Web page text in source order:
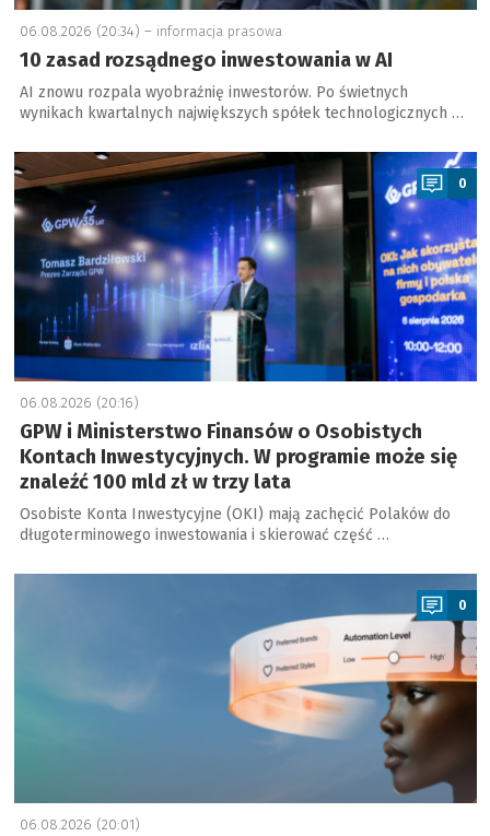
06.08.2026 (20:34) – informacja prasowa
10 zasad rozsądnego inwestowania w AI
AI znowu rozpala wyobraźnię inwestorów. Po świetnych
wynikach kwartalnych największych spółek technologicznych …
a
0
06.08.2026 (20:16)
GPW i Ministerstwo Finansów o Osobistych
Kontach Inwestycyjnych. W programie może się
znaleźć 100 mld zł w trzy lata
Osobiste Konta Inwestycyjne (OKI) mają zachęcić Polaków do
długoterminowego inwestowania i skierować część …
a
0
06.08.2026 (20:01)